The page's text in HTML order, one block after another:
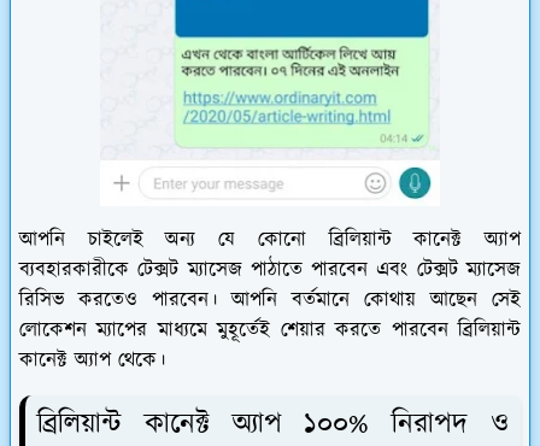
আপনি চাইলেই অন্য যে কোনো ব্রিলিয়ান্ট কানেক্ট অ্যাপ
ব্যবহারকারীকে টেক্সট ম্যাসেজ পাঠাতে পারবেন এবং টেক্সট ম্যাসেজ
রিসিভ করতেও পারবেন। আপনি বর্তমানে কোথায় আছেন সেই
লোকেশন ম্যাপের মাধ্যমে মুহূর্তেই শেয়ার করতে পারবেন ব্রিলিয়ান্ট
কানেক্ট অ্যাপ থেকে।
ব্রিলিয়ান্ট কানেক্ট অ্যাপ ১০০% নিরাপদ ও